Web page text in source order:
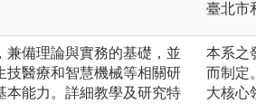
臺北市
兼備理論與實務的基礎，並
技醫療和智慧機械等相關研
本能力。詳細教學及研究特
本系之
而制定
大核心